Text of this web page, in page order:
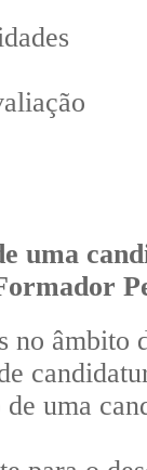
uma
âmbito
uma